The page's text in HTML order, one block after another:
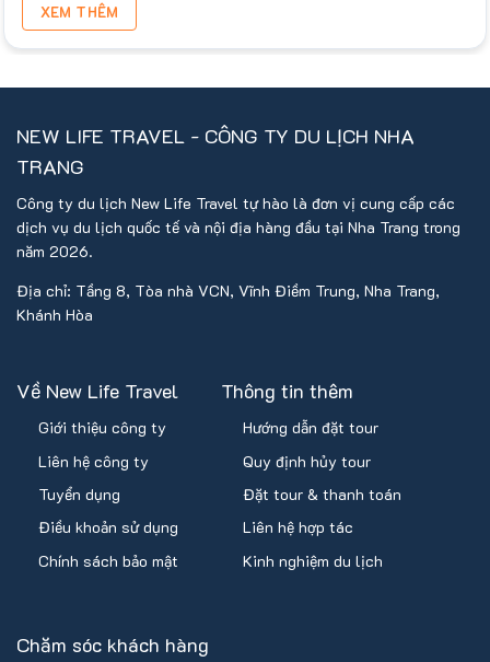
XEM THÊM
NEW LIFE TRAVEL - CÔNG TY DU LỊCH NHA
TRANG
Công ty du lịch New Life Travel tự hào là đơn vị cung cấp các
dịch vụ du lịch quốc tế và nội địa hàng đầu tại Nha Trang trong
năm 2026.
Địa chỉ: Tầng 8, Tòa nhà VCN, Vĩnh Điềm Trung, Nha Trang,
Khánh Hòa
Về New Life Travel
Giới thiệu công ty
Liên hệ công ty
Tuyển dụng
Điều khoản sử dụng
Chính sách bảo mật
Thông tin thêm
Hướng dẫn đặt tour
Quy định hủy tour
Đặt tour & thanh toán
Liên hệ hợp tác
Kinh nghiệm du lịch
Chăm sóc khách hàng